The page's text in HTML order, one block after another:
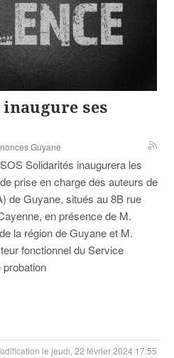
inaugure ses
Guyane
Solidarités inaugurera les
prise en charge des auteurs de
de Guyane, situés au 8B rue
en présence de M.
la région de Guyane et M.
fonctionnel du Service
probation
le jeudi, 22 février 2024 17:55